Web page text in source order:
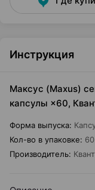
Инструкция
Максус (Maxus)
капсулы ×60,
Форма выпуска:
Кол-во в упаковке:
Производитель: